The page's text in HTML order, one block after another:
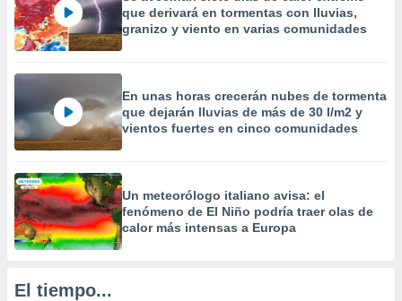
crear un
uso de
la
contenido
medir el
de la
del
de
o a través
de
que derivará en tormentas con lluvias,
granizo y viento en varias comunidades
En unas horas crecerán nubes de tormenta
que dejarán lluvias de más de 30 l/m2 y
vientos fuertes en cinco comunidades
Un meteorólogo italiano avisa: el
fenómeno de El Niño podría traer olas de
calor más intensas a Europa
El tiempo...